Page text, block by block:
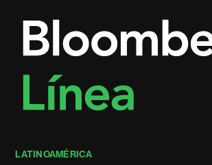
LATINOAMÉRICA